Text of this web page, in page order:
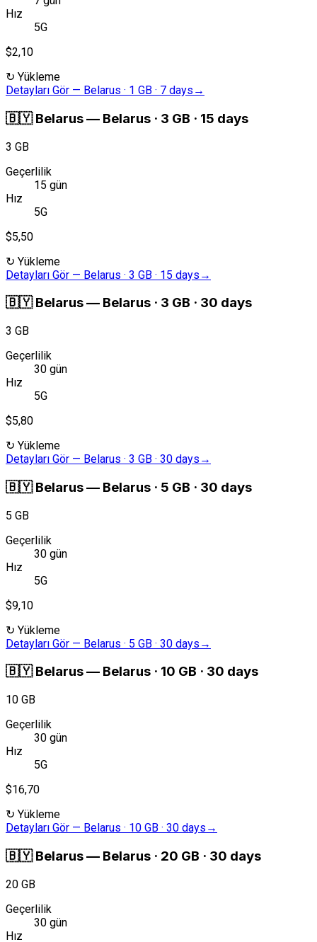
Hız
5G
$2,10
↻ Yükleme
Detayları Gör — Belarus · 1 GB · 7 days →
🇧🇾 Belarus— Belarus · 3 GB · 15 days
3 GB
Geçerlilik
15 gün
Hız
5G
$5,50
↻ Yükleme
Detayları Gör — Belarus · 3 GB · 15 days →
🇧🇾 Belarus— Belarus · 3 GB · 30 days
3 GB
Geçerlilik
30 gün
Hız
5G
$5,80
↻ Yükleme
Detayları Gör — Belarus · 3 GB · 30 days →
🇧🇾 Belarus— Belarus · 5 GB · 30 days
5 GB
Geçerlilik
30 gün
Hız
5G
$9,10
↻ Yükleme
Detayları Gör — Belarus · 5 GB · 30 days →
🇧🇾 Belarus— Belarus · 10 GB · 30 days
10 GB
Geçerlilik
30 gün
Hız
5G
$16,70
↻ Yükleme
Detayları Gör — Belarus · 10 GB · 30 days →
🇧🇾 Belarus— Belarus · 20 GB · 30 days
20 GB
Geçerlilik
30 gün
Hız